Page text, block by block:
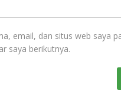
email, dan situs web saya
saya berikutnya.